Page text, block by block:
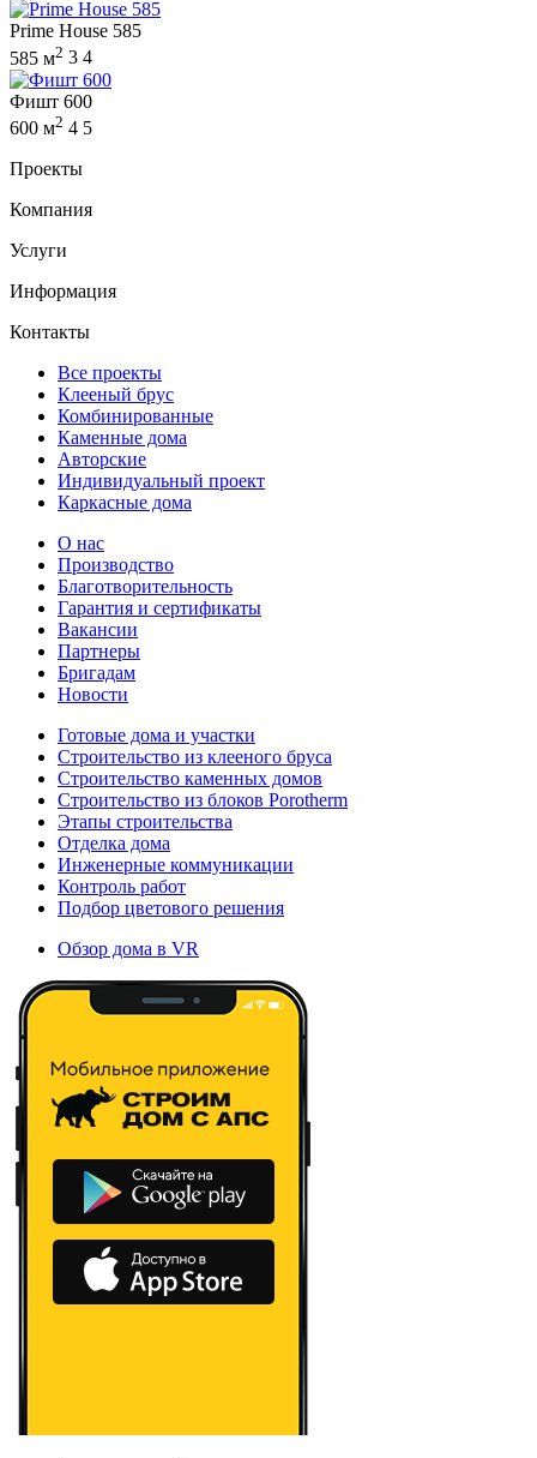
Prime House 585
585 м2 3 4
Фишт 600
600 м2 4 5
Проекты
Компания
Услуги
Информация
Контакты
Все проекты
Клееный брус
Комбинированные
Каменные дома
Авторские
Индивидуальный проект
Каркасные дома
О нас
Производство
Благотворительность
Гарантия и сертификаты
Вакансии
Партнеры
Бригадам
Новости
Готовые дома и участки
Строительство из клееного бруса
Строительство каменных домов
Строительство из блоков Porotherm
Этапы строительства
Отделка дома
Инженерные коммуникации
Контроль работ
Подбор цветового решения
Обзор дома в VR